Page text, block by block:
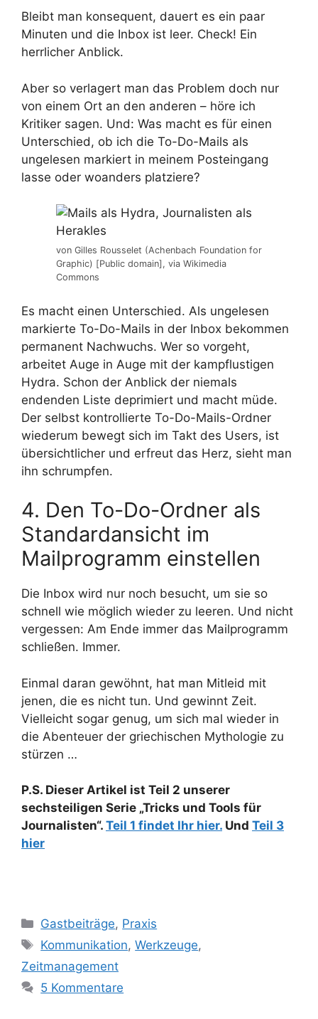
Bleibt man konsequent, dauert es ein paar
Minuten und die Inbox ist leer. Check! Ein
herrlicher Anblick.
Aber so verlagert man das Problem doch nur
von einem Ort an den anderen – höre ich
Kritiker sagen. Und: Was macht es für einen
Unterschied, ob ich die To-Do-Mails als
ungelesen markiert in meinem Posteingang
lasse oder woanders platziere?
von Gilles Rousselet (Achenbach Foundation for
Graphic) [Public domain], via Wikimedia
Commons
Es macht einen Unterschied. Als ungelesen
markierte To-Do-Mails in der Inbox bekommen
permanent Nachwuchs. Wer so vorgeht,
arbeitet Auge in Auge mit der kampflustigen
Hydra. Schon der Anblick der niemals
endenden Liste deprimiert und macht müde.
Der selbst kontrollierte To-Do-Mails-Ordner
wiederum bewegt sich im Takt des Users, ist
übersichtlicher und erfreut das Herz, sieht man
ihn schrumpfen.
4. Den To-Do-Ordner als
Standardansicht im
Mailprogramm einstellen
Die Inbox wird nur noch besucht, um sie so
schnell wie möglich wieder zu leeren. Und nicht
vergessen: Am Ende immer das Mailprogramm
schließen. Immer.
Einmal daran gewöhnt, hat man Mitleid mit
jenen, die es nicht tun. Und gewinnt Zeit.
Vielleicht sogar genug, um sich mal wieder in
die Abenteuer der griechischen Mythologie zu
stürzen …
P.S. Dieser Artikel ist Teil 2 unserer
sechsteiligen Serie „Tricks und Tools für
Journalisten“. Teil 1 findet Ihr hier. Und Teil 3
hier
Kategorien
Gastbeiträge, Praxis
Schlagwörter
Kommunikation,Werkzeuge,
Zeitmanagement
5 Kommentare